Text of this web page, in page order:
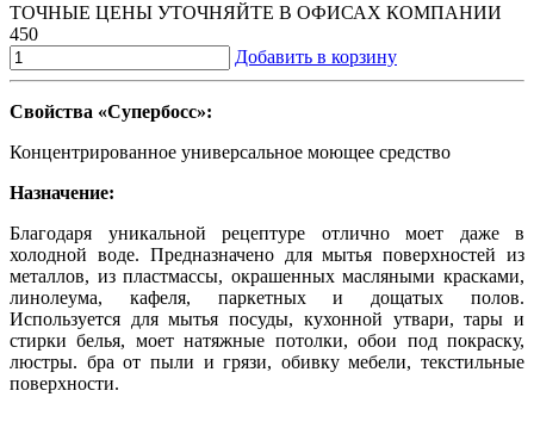
ТОЧНЫЕ ЦЕНЫ УТОЧНЯЙТЕ В ОФИСАХ КОМПАНИИ
450
Добавить в корзину
Свойства «Супербосс»:
Концентрированное универсальное моющее средство
Назначение:
Благодаря уникальной рецептуре отлично моет даже в
холодной воде. Предназначено для мытья поверхностей из
металлов, из пластмассы, окрашенных масляными красками,
линолеума, кафеля, паркетных и дощатых полов.
Используется для мытья посуды, кухонной утвари, тары и
стирки белья, моет натяжные потолки, обои под покраску,
люстры. бра от пыли и грязи, обивку мебели, текстильные
поверхности.